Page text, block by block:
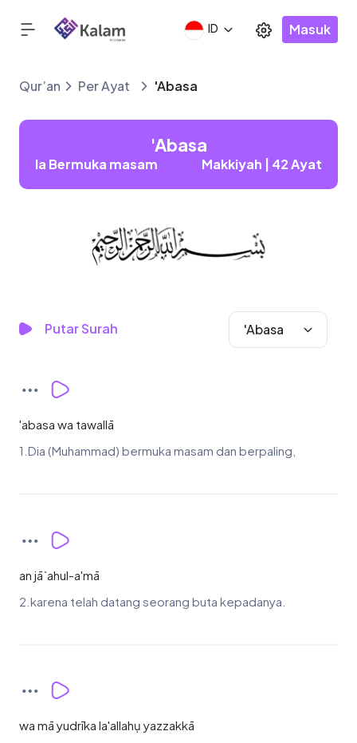
ID Masuk
Qur’an Per Ayat 'Abasa
'Abasa
Ia Bermuka masam Makkiyah | 42 Ayat
Putar Surah 'Abasa
'abasa wa tawallā
1.Dia (Muhammad) bermuka masam dan berpaling,
an jā`ahul-a'mā
2.karena telah datang seorang buta kepadanya.
wa mā yudrīka la'allahụ yazzakkā